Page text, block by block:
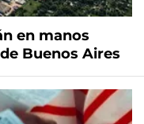
en manos
Buenos Aires